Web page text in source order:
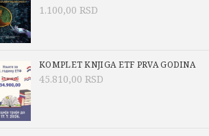
i dva priloga koz koje se pokriva sva
u Evropskoj uniji.Prvi deo govori o
kao i o kandidaturi za članstvo u
je u potpunosti Evropskoj uniji i govori o
najvažnijim institucijama.Treći,
proizvoda, nadzoru nad tržištem i
1.100,00 RSD
KOMPLET KNJIGA ETF PRVA GODINA
45.810,00 RSD